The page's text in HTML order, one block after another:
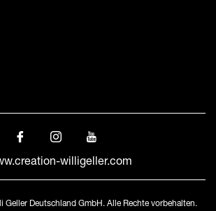
willigeller.com
Deutschland GmbH. Alle Rechte vorbehalten.